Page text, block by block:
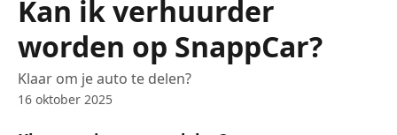
Kan ik verhuurder
worden op SnappCar?
Klaar om je auto te delen?
16 oktober 2025